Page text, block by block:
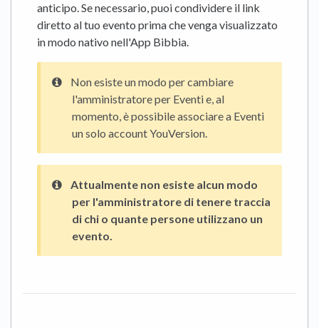
anticipo. Se necessario, puoi condividere il link
diretto al tuo evento prima che venga visualizzato
in modo nativo nell'App Bibbia.
Non esiste un modo per cambiare
l'amministratore per Eventi e, al
momento, è possibile associare a Eventi
un solo account YouVersion.
Attualmente non esiste alcun modo
per l'amministratore di tenere traccia
di chi o quante persone utilizzano un
evento.